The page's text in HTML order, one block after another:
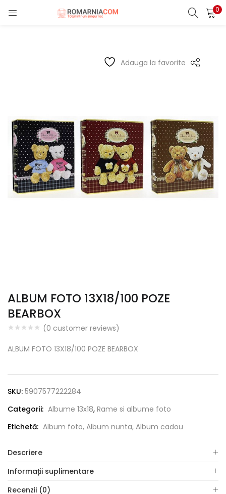
0
LOGIN REGISTER
Remember me
Lost password?
Adauga la favorite
ALBUM FOTO 13X18/100 POZE
BEARBOX
(0 customer reviews)
ALBUM FOTO 13X18/100 POZE BEARBOX
SKU: 5907577222284
Categorii: Albume 13x18, Rame si albume foto
Etichetă: Album foto, Album nunta, Album cadou
Descriere
Informații suplimentare
Recenzii (0)